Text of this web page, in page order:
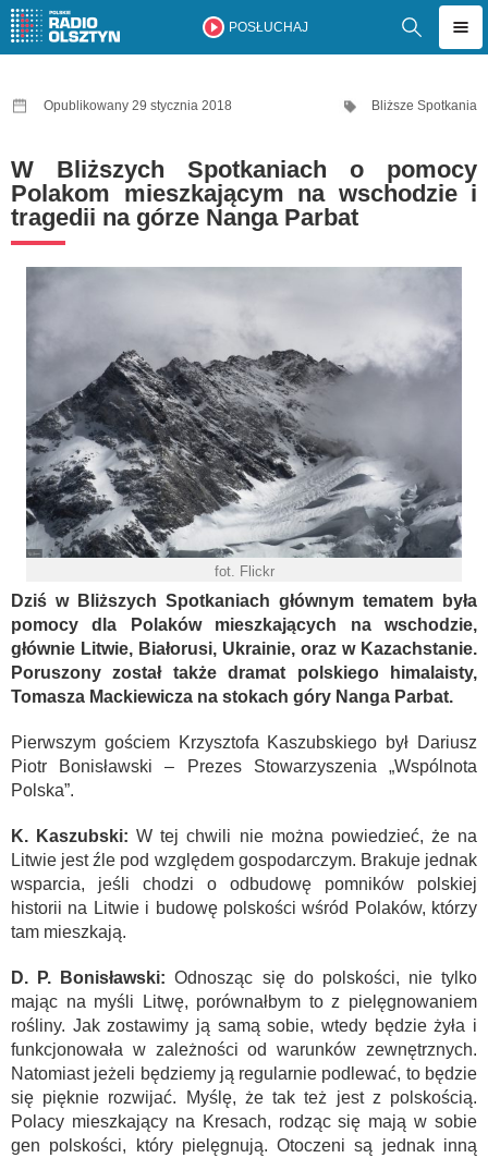
POSŁUCHAJ
Opublikowany 29 stycznia 2018 Bliższe Spotkania
W Bliższych Spotkaniach o pomocy
Polakom mieszkającym na wschodzie i
tragedii na górze Nanga Parbat
fot. Flickr
Dziś w Bliższych Spotkaniach głównym tematem była
pomocy dla Polaków mieszkających na wschodzie,
głównie Litwie, Białorusi, Ukrainie, oraz w Kazachstanie.
Poruszony został także dramat polskiego himalaisty,
Tomasza Mackiewicza na stokach góry Nanga Parbat.
Pierwszym gościem Krzysztofa Kaszubskiego był Dariusz
Piotr Bonisławski – Prezes Stowarzyszenia „Wspólnota
Polska”.
K. Kaszubski:W tej chwili nie można powiedzieć, że na
Litwie jest źle pod względem gospodarczym. Brakuje jednak
wsparcia, jeśli chodzi o odbudowę pomników polskiej
historii na Litwie i budowę polskości wśród Polaków, którzy
tam mieszkają.
D. P. Bonisławski:Odnosząc się do polskości, nie tylko
mając na myśli Litwę, porównałbym to z pielęgnowaniem
rośliny. Jak zostawimy ją samą sobie, wtedy będzie żyła i
funkcjonowała w zależności od warunków zewnętrznych.
Natomiast jeżeli będziemy ją regularnie podlewać, to będzie
się pięknie rozwijać. Myślę, że tak też jest z polskością.
Polacy mieszkający na Kresach, rodząc się mają w sobie
gen polskości, który pielęgnują. Otoczeni są jednak inną